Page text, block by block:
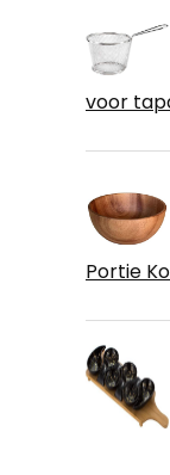
voor
Portie